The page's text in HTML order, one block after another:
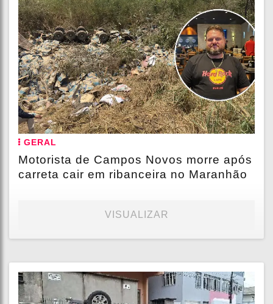
GERAL
Motorista de Campos Novos morre após
carreta cair em ribanceira no Maranhão
VISUALIZAR